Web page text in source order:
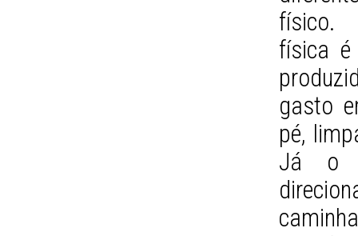
físico.
física é
gasto
pé,
Já o